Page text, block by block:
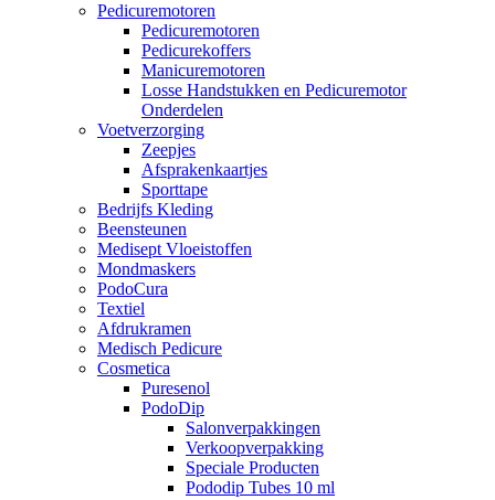
Pedicuremotoren
Pedicuremotoren
Pedicurekoffers
Manicuremotoren
Losse Handstukken en Pedicuremotor
Onderdelen
Voetverzorging
Zeepjes
Afsprakenkaartjes
Sporttape
Bedrijfs Kleding
Beensteunen
Medisept Vloeistoffen
Mondmaskers
PodoCura
Textiel
Afdrukramen
Medisch Pedicure
Cosmetica
Puresenol
PodoDip
Salonverpakkingen
Verkoopverpakking
Speciale Producten
Pododip Tubes 10 ml